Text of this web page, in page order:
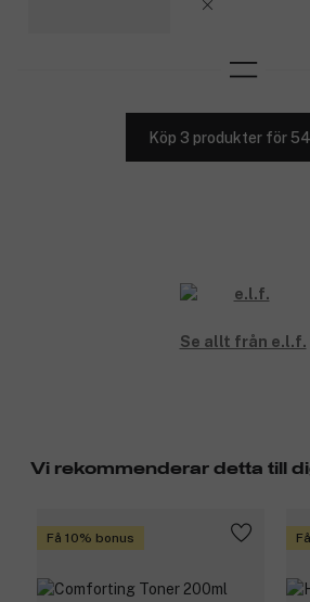
Köp 3 produkter för
Se allt från e.l.f.
Vi rekommenderar detta till
Få 10% bonus